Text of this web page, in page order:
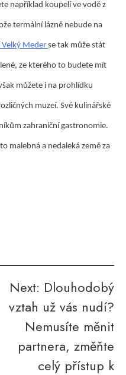
například koupelí ve vodě z
termální lázně nebude na
Meder se tak může stát
ze kterého to budete mít
můžete i na prohlídku
muzeí. Své kulinářské
zahraniční gastronomie.
malebná a nedaleká země za
Next: Dlouhodobý
vztah už vás nudí?
Nemusíte měnit
partnera, změňte
celý přístup k